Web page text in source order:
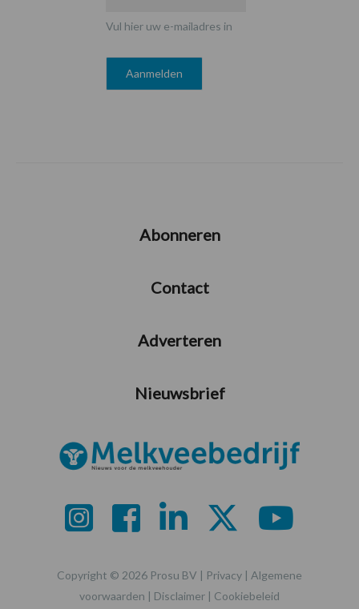
Vul hier uw e-mailadres in
Abonneren
Contact
Adverteren
Nieuwsbrief
Copyright © 2026 Prosu BV | Privacy | Algemene
voorwaarden | Disclaimer | Cookiebeleid